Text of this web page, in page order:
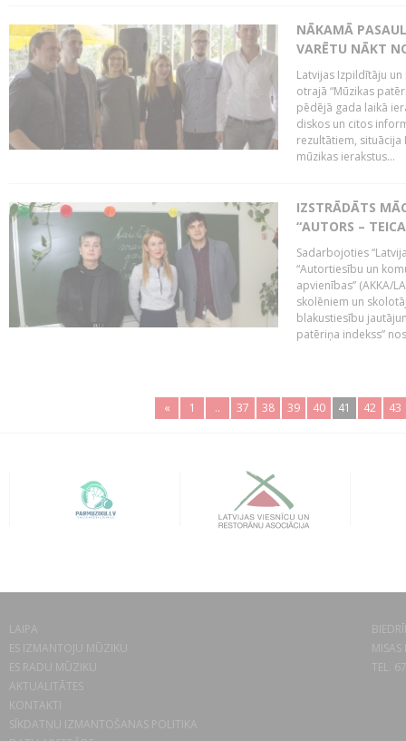
NĀKAMĀ
VARĒTU NĀKT
Latvijas Izpildītāju
otrajā “Mūzikas
pēdējā gada laikā
diskos un citos
rezultātiem, situācija
mūzikas ierakstus...
IZSTRĀDĀTS
“AUTORS –
Sadarbojoties
“Autortiesību un
apvienības” (AKKA/
skolēniem un
blakustiesību
patēriņa indekss”
« 1 .. 37 38 39 40 41 42 43
LAIPA
ES IZMANTOJU MŪZIKU
ES RADU MŪZIKU
AKTUALITĀTES
KONTAKTI
SĪKDATŅU IZMANTOŠANAS POLITIKA
TEL.